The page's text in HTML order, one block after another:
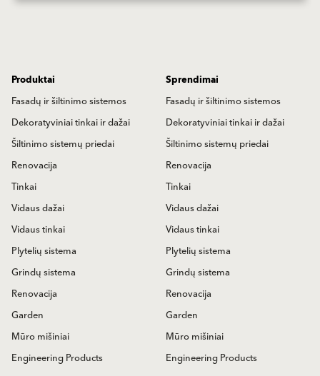
Produktai
Fasadų ir šiltinimo sistemos
Dekoratyviniai tinkai ir dažai
Šiltinimo sistemų priedai
Renovacija
Tinkai
Vidaus dažai
Vidaus tinkai
Plytelių sistema
Grindų sistema
Renovacija
Garden
Mūro mišiniai
Engineering Products
Sprendimai
Fasadų ir šiltinimo sistemos
Dekoratyviniai tinkai ir dažai
Šiltinimo sistemų priedai
Renovacija
Tinkai
Vidaus dažai
Vidaus tinkai
Plytelių sistema
Grindų sistema
Renovacija
Garden
Mūro mišiniai
Engineering Products